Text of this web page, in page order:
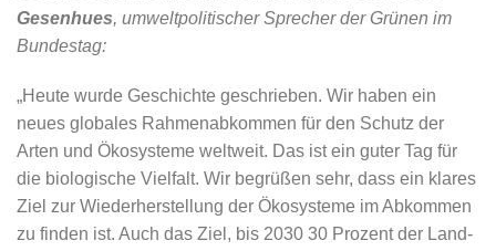
Gesenhues, umweltpolitischer Sprecher der Grünen im
Bundestag:
„Heute wurde Geschichte geschrieben. Wir haben ein
neues globales Rahmenabkommen für den Schutz der
Arten und Ökosysteme weltweit. Das ist ein guter Tag für
die biologische Vielfalt. Wir begrüßen sehr, dass ein klares
Ziel zur Wiederherstellung der Ökosysteme im Abkommen
zu finden ist. Auch das Ziel, bis 2030 30 Prozent der Land-